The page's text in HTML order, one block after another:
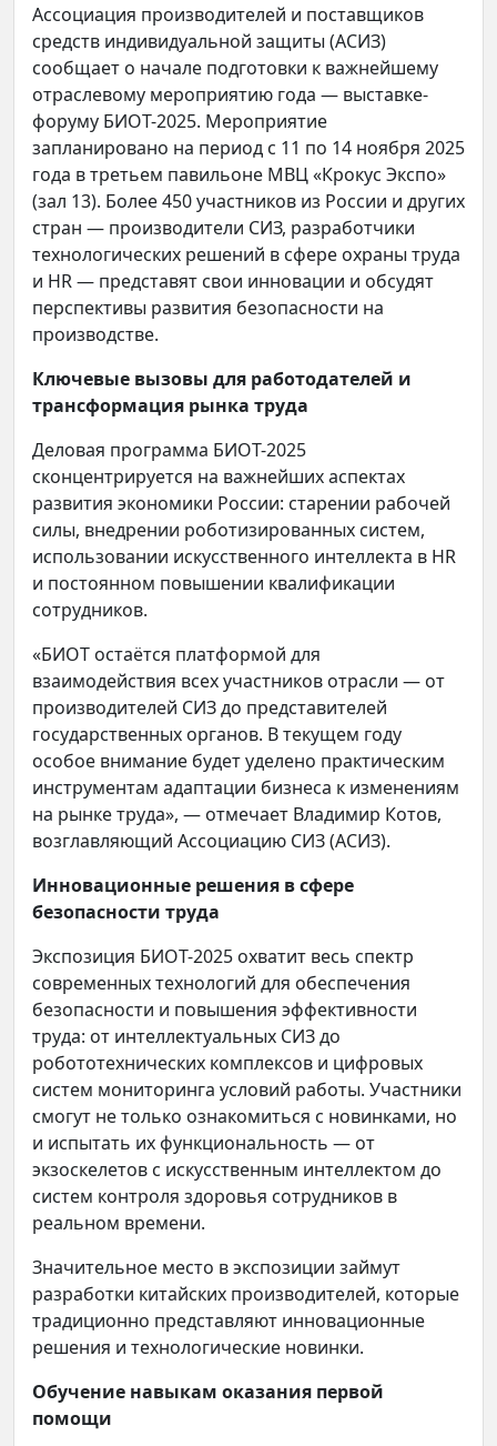
Ассоциация производителей и поставщиков
средств индивидуальной защиты (АСИЗ)
сообщает о начале подготовки к важнейшему
отраслевому мероприятию года — выставке-
форуму БИОТ-2025. Мероприятие
запланировано на период с 11 по 14 ноября 2025
года в третьем павильоне МВЦ «Крокус Экспо»
(зал 13). Более 450 участников из России и других
стран — производители СИЗ, разработчики
технологических решений в сфере охраны труда
и HR — представят свои инновации и обсудят
перспективы развития безопасности на
производстве.
Ключевые вызовы для работодателей и
трансформация рынка труда
Деловая программа БИОТ-2025
сконцентрируется на важнейших аспектах
развития экономики России: старении рабочей
силы, внедрении роботизированных систем,
использовании искусственного интеллекта в HR
и постоянном повышении квалификации
сотрудников.
«БИОТ остаётся платформой для
взаимодействия всех участников отрасли — от
производителей СИЗ до представителей
государственных органов. В текущем году
особое внимание будет уделено практическим
инструментам адаптации бизнеса к изменениям
на рынке труда», — отмечает Владимир Котов,
возглавляющий Ассоциацию СИЗ (АСИЗ).
Инновационные решения в сфере
безопасности труда
Экспозиция БИОТ-2025 охватит весь спектр
современных технологий для обеспечения
безопасности и повышения эффективности
труда: от интеллектуальных СИЗ до
робототехнических комплексов и цифровых
систем мониторинга условий работы. Участники
смогут не только ознакомиться с новинками, но
и испытать их функциональность — от
экзоскелетов с искусственным интеллектом до
систем контроля здоровья сотрудников в
реальном времени.
Значительное место в экспозиции займут
разработки китайских производителей, которые
традиционно представляют инновационные
решения и технологические новинки.
Обучение навыкам оказания первой
помощи